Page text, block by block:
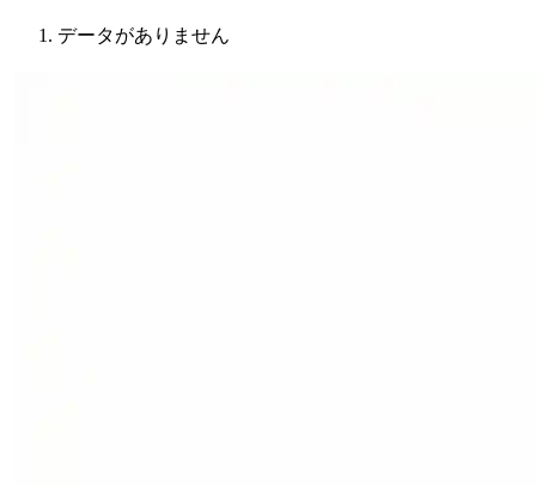
データがありません